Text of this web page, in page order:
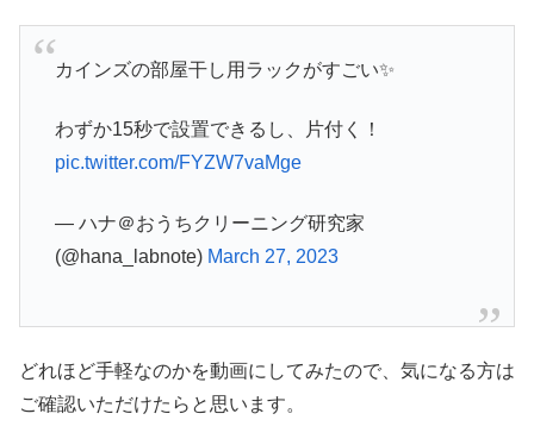
カインズの部屋干し用ラックがすごい✨
わずか15秒で設置できるし、片付く！
pic.twitter.com/FYZW7vaMge
— ハナ＠おうちクリーニング研究家
(@hana_labnote) March 27, 2023
どれほど手軽なのかを動画にしてみたので、気になる方は
ご確認いただけたらと思います。